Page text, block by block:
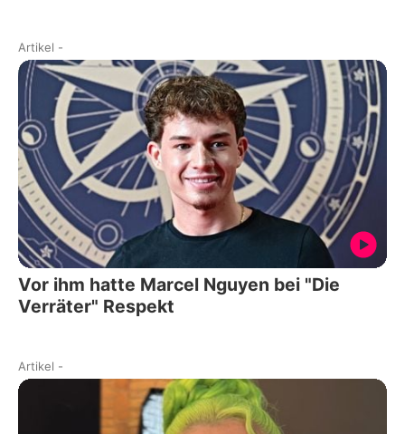
Artikel -
Vor ihm hatte Marcel Nguyen bei "Die
Verräter" Respekt
Artikel -